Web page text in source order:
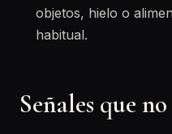
objetos, hielo o
habitual.
Señales que